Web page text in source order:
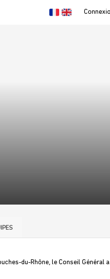
du-Rhône, le Conseil Général